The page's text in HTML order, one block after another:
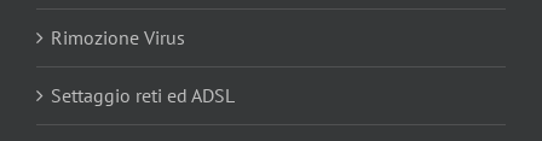
Rimozione Virus
Settaggio reti ed ADSL